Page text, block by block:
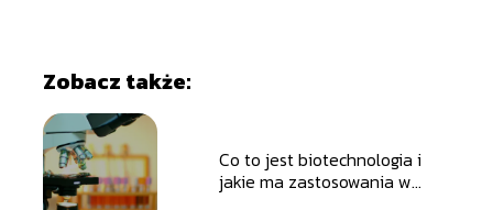
Zobacz także:
Co to jest biotechnologia i
jakie ma zastosowania w